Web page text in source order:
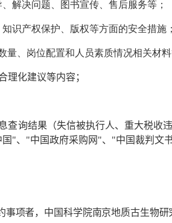
解决问题、图书宣传、售后服务等；
识产权保护、版权等方面的安全措施；
量、岗位配置和人员素质情况相关材料
理化建议等内容；
查询结果（失信被执行人、重大税收
"、 "中国政府采购网 "、 "中国裁判文
项者，中国科学院南京地质古生物研